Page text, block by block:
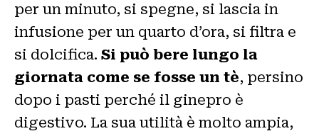
per un minuto, si spegne, si lascia in
infusione per un quarto d’ora, si filtra e
si dolcifica. Si può bere lungo la
giornata come se fosse un tè, persino
dopo i pasti perché il ginepro è
digestivo. La sua utilità è molto ampia,